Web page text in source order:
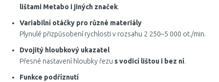
lištami Metabo i jiných značek.
Variabilní otáčky pro různé materiály
Plynulé přizpůsobení rychlosti v rozsahu 2 250–5 000 ot./min.
Dvojitý hloubkový ukazatel
Přesné nastavení hloubky řezu s vodicí lištou i bez ní.
Funkce podříznutí